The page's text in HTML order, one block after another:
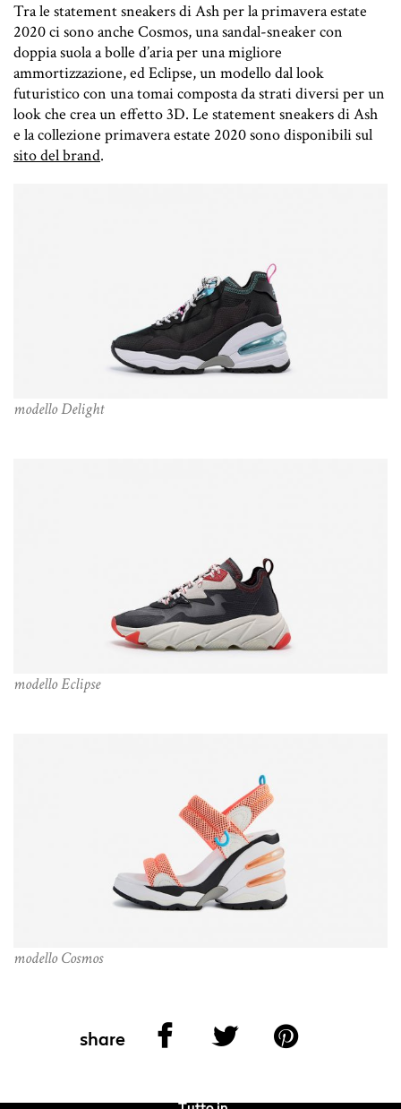
Tra le statement sneakers di Ash per la primavera estate
2020 ci sono anche Cosmos, una sandal-sneaker con
doppia suola a bolle d’aria per una migliore
ammortizzazione, ed Eclipse, un modello dal look
futuristico con una tomai composta da strati diversi per un
look che crea un effetto 3D. Le statement sneakers di Ash
e la collezione primavera estate 2020 sono disponibili sul
sito del brand.
modello Delight
modello Eclipse
modello Cosmos
share